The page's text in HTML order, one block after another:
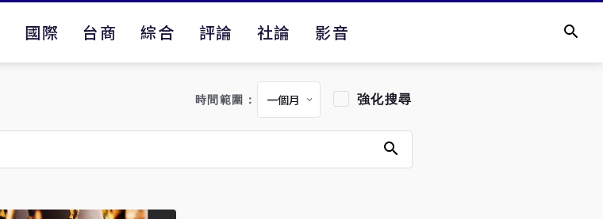
國際 台商 綜合 評論 社論 影音
時間範圍： 強化搜尋